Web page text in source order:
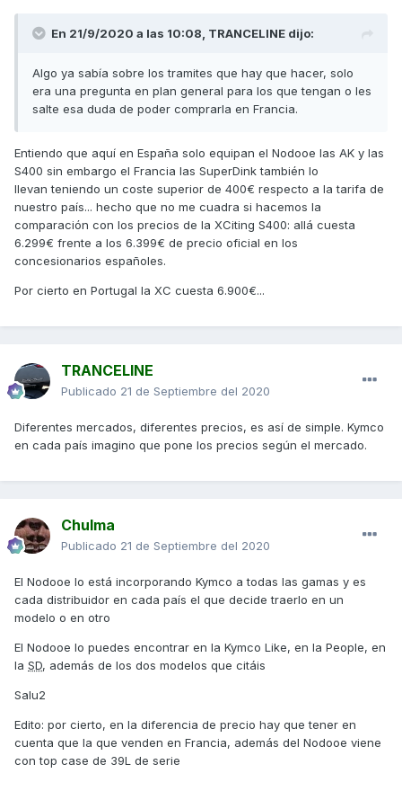
En 21/9/2020 a las 10:08, TRANCELINE dijo:
Algo ya sabía sobre los tramites que hay que hacer, solo
era una pregunta en plan general para los que tengan o les
salte esa duda de poder comprarla en Francia.
Entiendo que aquí en España solo equipan el Nodooe las AK y las
S400 sin embargo el Francia las SuperDink también lo
llevan teniendo un coste superior de 400€ respecto a la tarifa de
nuestro país... hecho que no me cuadra si hacemos la
comparación con los precios de la XCiting S400: allá cuesta
6.299€ frente a los 6.399€ de precio oficial en los
concesionarios españoles.
Por cierto en Portugal la XC cuesta 6.900€...
TRANCELINE
Publicado 21 de Septiembre del 2020
Diferentes mercados, diferentes precios, es así de simple. Kymco
en cada país imagino que pone los precios según el mercado.
Chulma
Publicado 21 de Septiembre del 2020
El Nodooe lo está incorporando Kymco a todas las gamas y es
cada distribuidor en cada país el que decide traerlo en un
modelo o en otro
El Nodooe lo puedes encontrar en la Kymco Like, en la People, en
la SD, además de los dos modelos que citáis
Salu2
Edito: por cierto, en la diferencia de precio hay que tener en
cuenta que la que venden en Francia, además del Nodooe viene
con top case de 39L de serie